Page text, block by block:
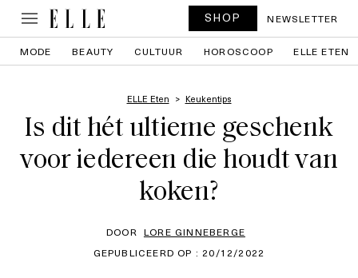
SHOP NEWSLETTER
MODE BEAUTY CULTUUR HOROSCOOP ELLE ETEN
ELLE Eten Keukentips
Is dit hét ultieme geschenk
voor iedereen die houdt van
koken?
DOOR LORE GINNEBERGE
GEPUBLICEERD OP : 20/12/2022